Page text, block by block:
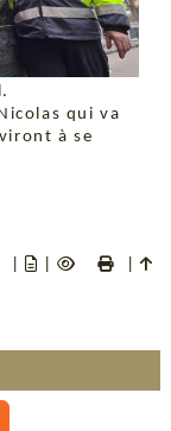
qui va
à se
|